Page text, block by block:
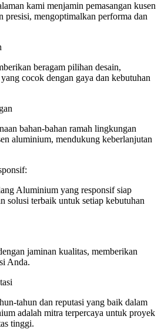
kami menjamin pemasangan kusen
presisi, mengoptimalkan performa dan
beragam pilihan desain,
cocok dengan gaya dan kebutuhan
bahan-bahan ramah lingkungan
aluminium, mendukung keberlanjutan
Aluminium yang responsif siap
solusi terbaik untuk setiap kebutuhan
jaminan kualitas, memberikan
Anda.
tahun dan reputasi yang baik dalam
adalah mitra terpercaya untuk proyek
tinggi.